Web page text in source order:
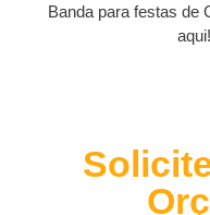
Banda para festas de